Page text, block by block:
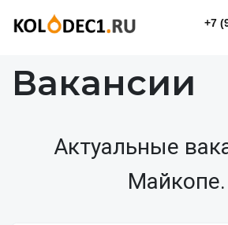
+7
Вакансии
Актуальные
Майкопе.